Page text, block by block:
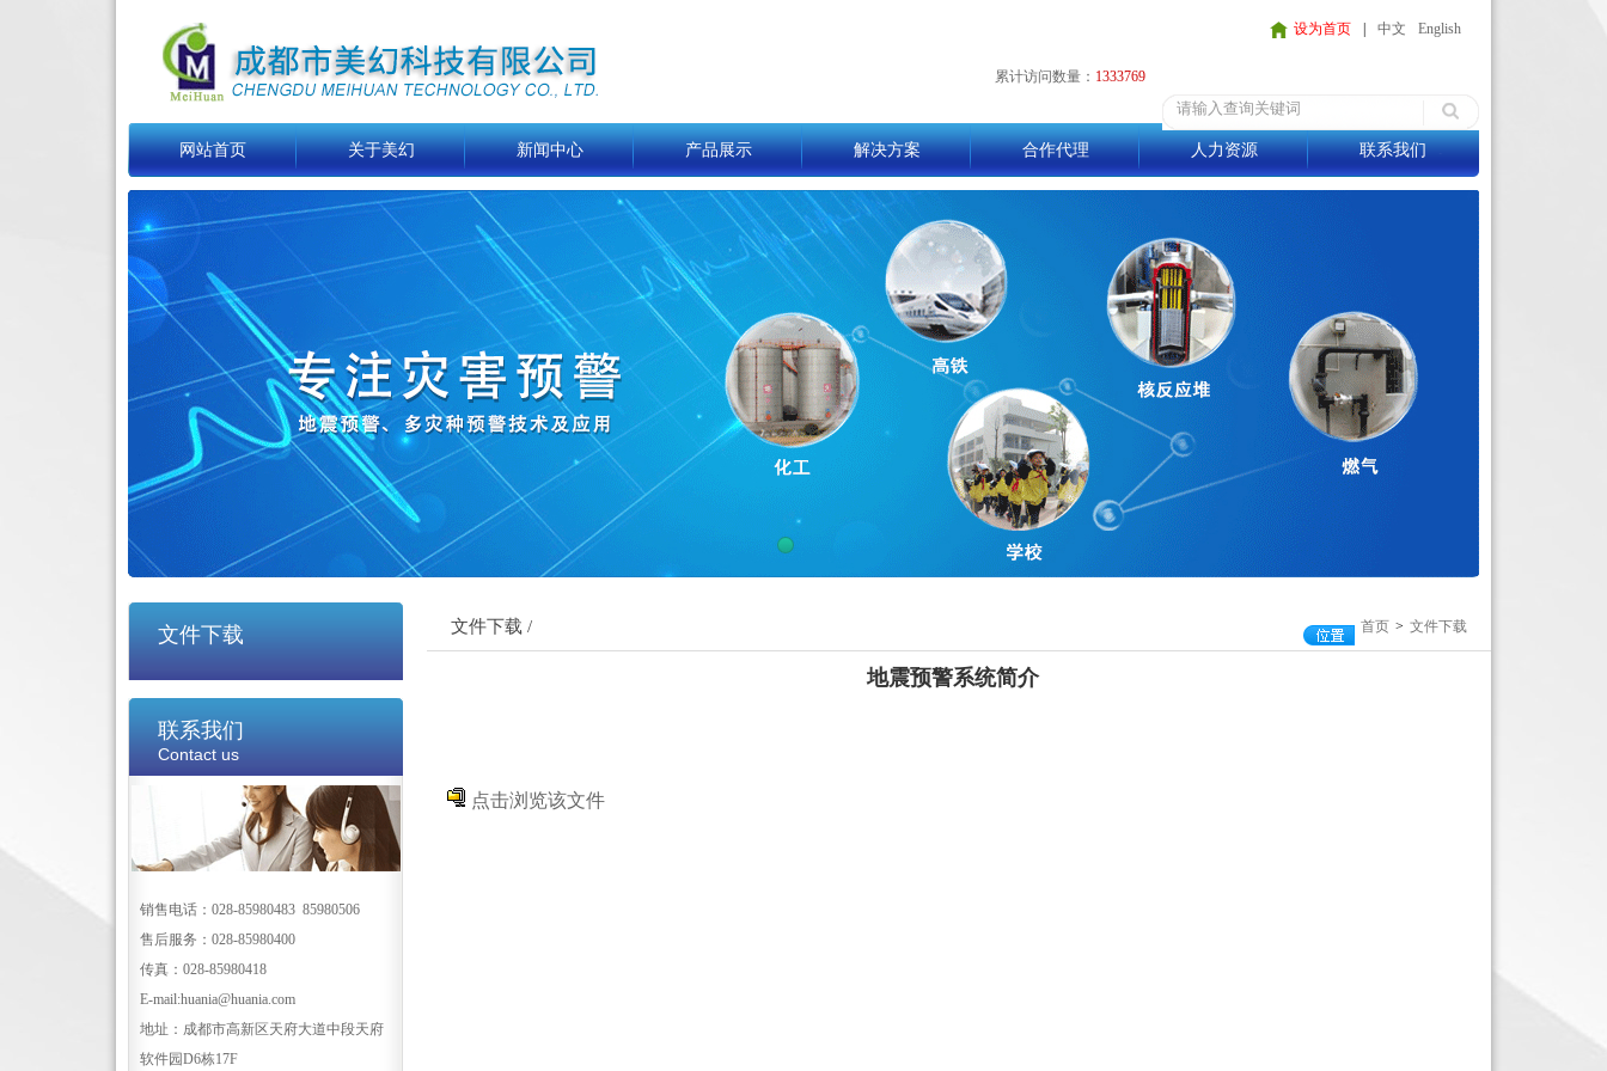
设为首页 中文 English
累计访问数量： 1333769
网站首页 关于美幻 新闻中心 产品展示 解决方案 合作代理 人力资源 联系我们
文件下载
联系我们
Contact us
销售电话：028-85980483 85980506
售后服务：028-85980400
传真：028-85980418
E-mail:huania@huania.com
地址：成都市高新区天府大道中段天府
软件园D6栋17F
文件下载 / 首页 > 文件下载
地震预警系统简介
点击浏览该文件